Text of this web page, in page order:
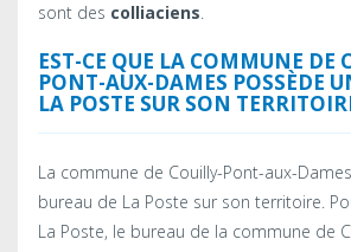
sont des colliaciens.
EST-CE QUE LA COMMUNE DE
PONT-AUX-DAMES POSSÈDE
LA POSTE SUR SON
La commune de Couilly-Pont-aux-
bureau de La Poste sur son territoire.
La Poste, le bureau de la commune de